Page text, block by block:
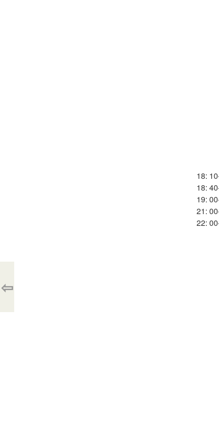
18:
18:
19:
21:
22:
⇦